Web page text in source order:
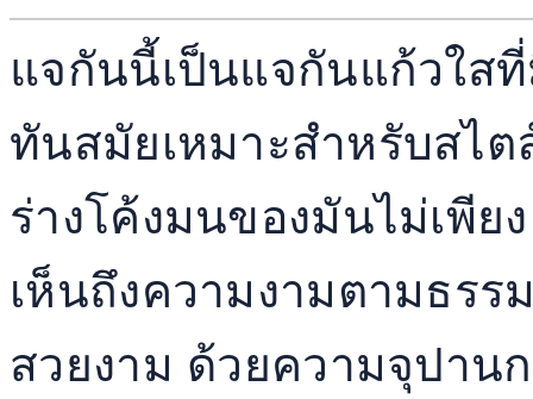
แจกันนี้เป็นแจกันแก้วใส
ทันสมัยเหมาะสำหรับสไ
ร่างโค้งมนของมันไม่เพีย
เห็นถึงความงามตามธร
สวยงาม ด้วยความจุปาน